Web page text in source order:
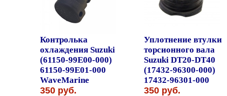
Контролька
охлаждения Suzuki
(61150-99E00-000)
61150-99E01-000
WaveMarine
350 руб.
Уплотнение втулки
торсионного вала
Suzuki DT20-DT40
(17432-96300-000)
17432-96301-000
350 руб.